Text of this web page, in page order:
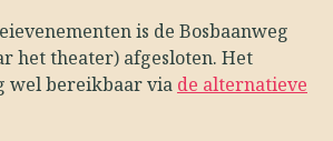
is de Bosbaanweg
het theater) afgesloten. Het
wel bereikbaar via de alternatieve